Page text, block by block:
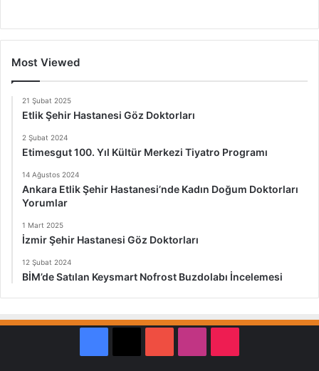
Most Viewed
21 Şubat 2025
Etlik Şehir Hastanesi Göz Doktorları
2 Şubat 2024
Etimesgut 100. Yıl Kültür Merkezi Tiyatro Programı
14 Ağustos 2024
Ankara Etlik Şehir Hastanesi’nde Kadın Doğum Doktorları
Yorumlar
1 Mart 2025
İzmir Şehir Hastanesi Göz Doktorları
12 Şubat 2024
BİM’de Satılan Keysmart Nofrost Buzdolabı İncelemesi